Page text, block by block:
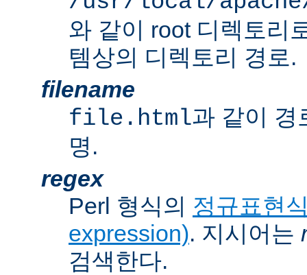
와 같이 root 디렉토리
템상의 디렉토리 경로.
filename
file.html과 같이 경
명.
regex
Perl 형식의 정규표현
expression). 지시어는
검색한다.